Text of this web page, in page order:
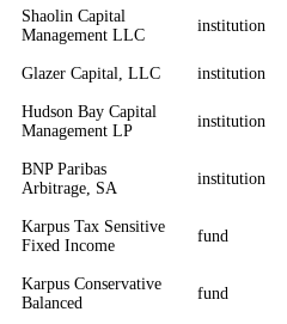
Shaolin Capital
Management LLC
institution
Glazer Capital, LLC institution
Hudson Bay Capital
Management LP
institution
BNP Paribas
Arbitrage, SA
institution
Karpus Tax Sensitive
Fixed Income
fund
Karpus Conservative
Balanced
fund